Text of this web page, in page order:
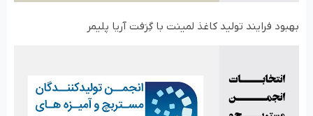
بهبود فرایند تولید کاغذ لمینت با گِرَفت آریا پلیمر